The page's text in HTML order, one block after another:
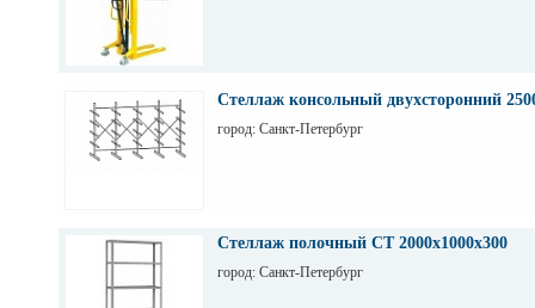
Стеллаж консольный двухсторонний
город: Санкт-Петербург
Стеллаж полочный СТ 2000х1000х300
город: Санкт-Петербург